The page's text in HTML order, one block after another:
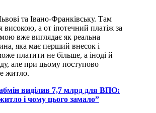
та Івано-Франківську. Там
високою, а от іпотечний платіж за
вже виглядає як реальна
яка має перший внесок і
платити не більше, а іноді й
але при цьому поступово
житло.
виділив 7,7 млрд для ВПО:
і чому цього замало”